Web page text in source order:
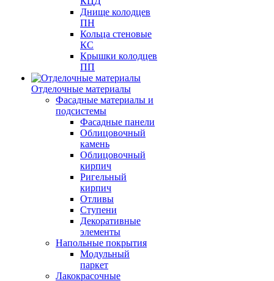
Днище колодцев
ПН
Кольца стеновые
КС
Крышки колодцев
ПП
Отделочные материалы
Фасадные материалы и
подсистемы
Фасадные панели
Облицовочный
камень
Облицовочный
кирпич
Ригельный
кирпич
Отливы
Ступени
Декоративные
элементы
Напольные покрытия
Модульный
паркет
Лакокрасочные